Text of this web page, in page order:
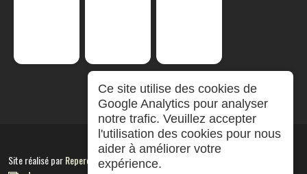
Site réalisé parRepereCom
Ce site utilise des cookies de
Google Analytics pour analyser
notre trafic. Veuillez accepter
l'utilisation des cookies pour nous
aider à améliorer votre
expérience.